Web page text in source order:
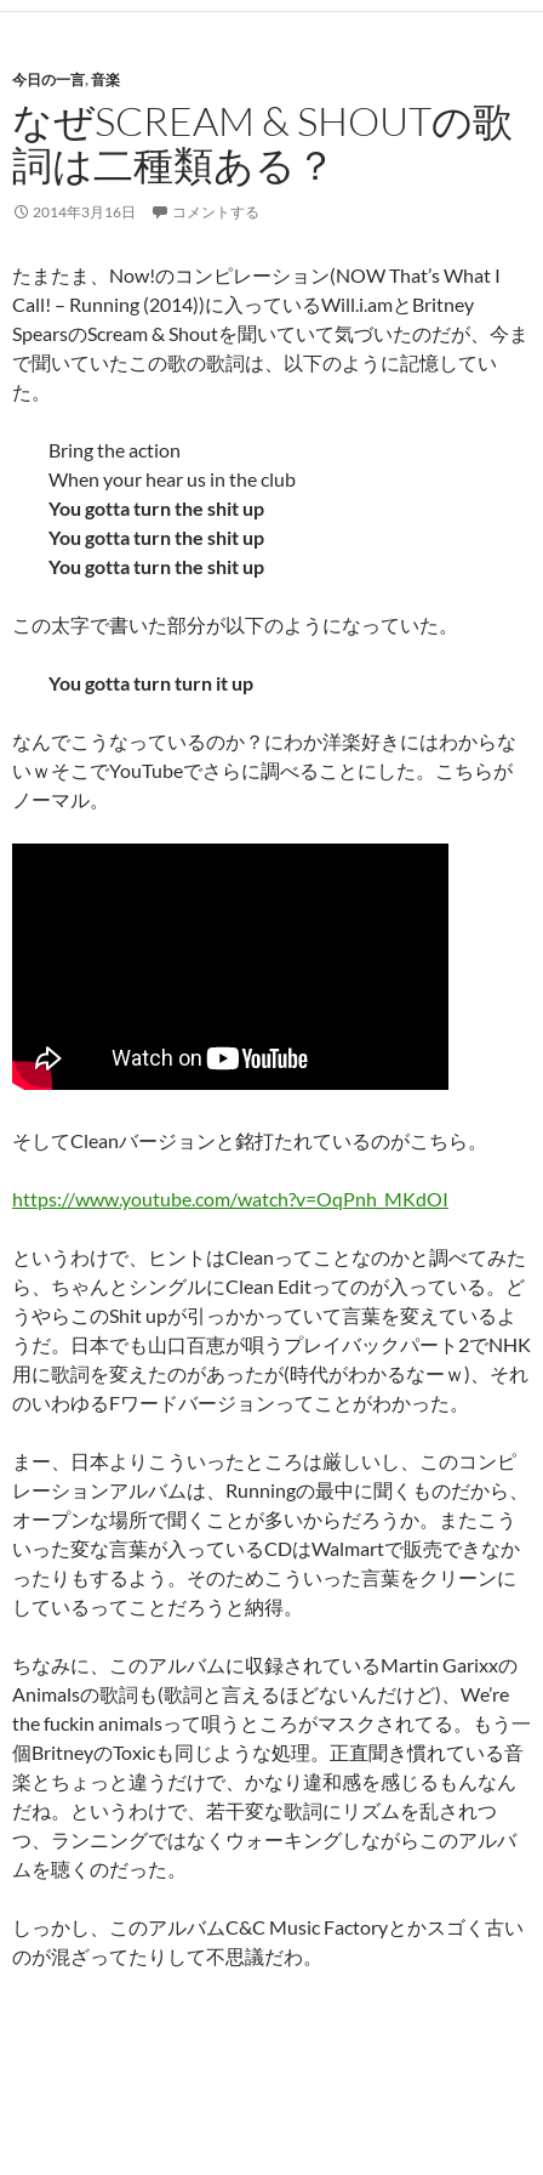
今日の一言,音楽
なぜSCREAM & SHOUTの歌
詞は二種類ある？
2014年3月16日 コメントする
たまたま、Now!のコンピレーション(NOW That’s What I
Call! – Running (2014))に入っているWill.i.amとBritney
SpearsのScream & Shoutを聞いていて気づいたのだが、今ま
で聞いていたこの歌の歌詞は、以下のように記憶してい
た。
Bring the action
When your hear us in the club
You gotta turn the shit up
You gotta turn the shit up
You gotta turn the shit up
この太字で書いた部分が以下のようになっていた。
You gotta turn turn it up
なんでこうなっているのか？にわか洋楽好きにはわからな
いｗそこでYouTubeでさらに調べることにした。こちらが
ノーマル。
そしてCleanバージョンと銘打たれているのがこちら。
https://www.youtube.com/watch?v=OqPnh_MKdOI
というわけで、ヒントはCleanってことなのかと調べてみた
ら、ちゃんとシングルにClean Editってのが入っている。ど
うやらこのShit upが引っかかっていて言葉を変えているよ
うだ。日本でも山口百恵が唄うプレイバックパート2でNHK
用に歌詞を変えたのがあったが(時代がわかるなーｗ)、それ
のいわゆるFワードバージョンってことがわかった。
まー、日本よりこういったところは厳しいし、このコンピ
レーションアルバムは、Runningの最中に聞くものだから、
オープンな場所で聞くことが多いからだろうか。またこう
いった変な言葉が入っているCDはWalmartで販売できなか
ったりもするよう。そのためこういった言葉をクリーンに
しているってことだろうと納得。
ちなみに、このアルバムに収録されているMartin Garixxの
Animalsの歌詞も(歌詞と言えるほどないんだけど)、We’re
the fuckin animalsって唄うところがマスクされてる。もう一
個BritneyのToxicも同じような処理。正直聞き慣れている音
楽とちょっと違うだけで、かなり違和感を感じるもんなん
だね。というわけで、若干変な歌詞にリズムを乱されつ
つ、ランニングではなくウォーキングしながらこのアルバ
ムを聴くのだった。
しっかし、このアルバムC&C Music Factoryとかスゴく古い
のが混ざってたりして不思議だわ。